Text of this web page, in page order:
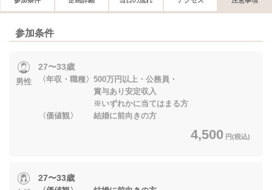
参加条件
男性
27〜33歳
〈年収・職種〉500万円以上・公務員・
賞与あり安定収入
※いずれかに当てはまる方
〈価値観〉 結婚に前向きの方
4,500 円(税込)
27〜33歳